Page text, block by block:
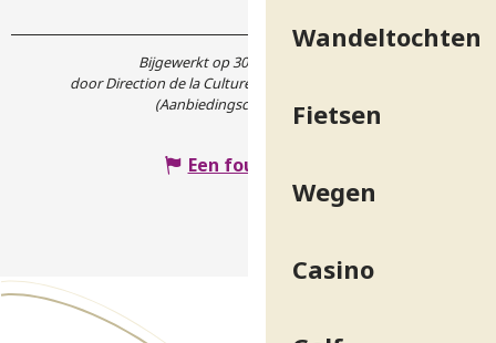
Wandeltochten
Fietsen
Wegen
Casino
Bijgewerkt op 30 juli 2026 in 10:41
door Direction de la Culture et du Patrimoine de l'Isère
(Aanbiedingscode :
7887752
Een fout melden